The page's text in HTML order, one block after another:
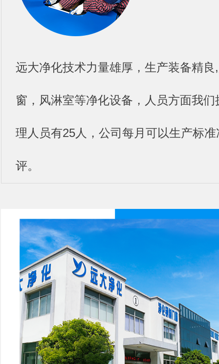
远大净化技术力量雄厚，生产装备精
窗，风淋室等净化设备，人员方面我
理人员有25人，公司每月可以生产标
评。